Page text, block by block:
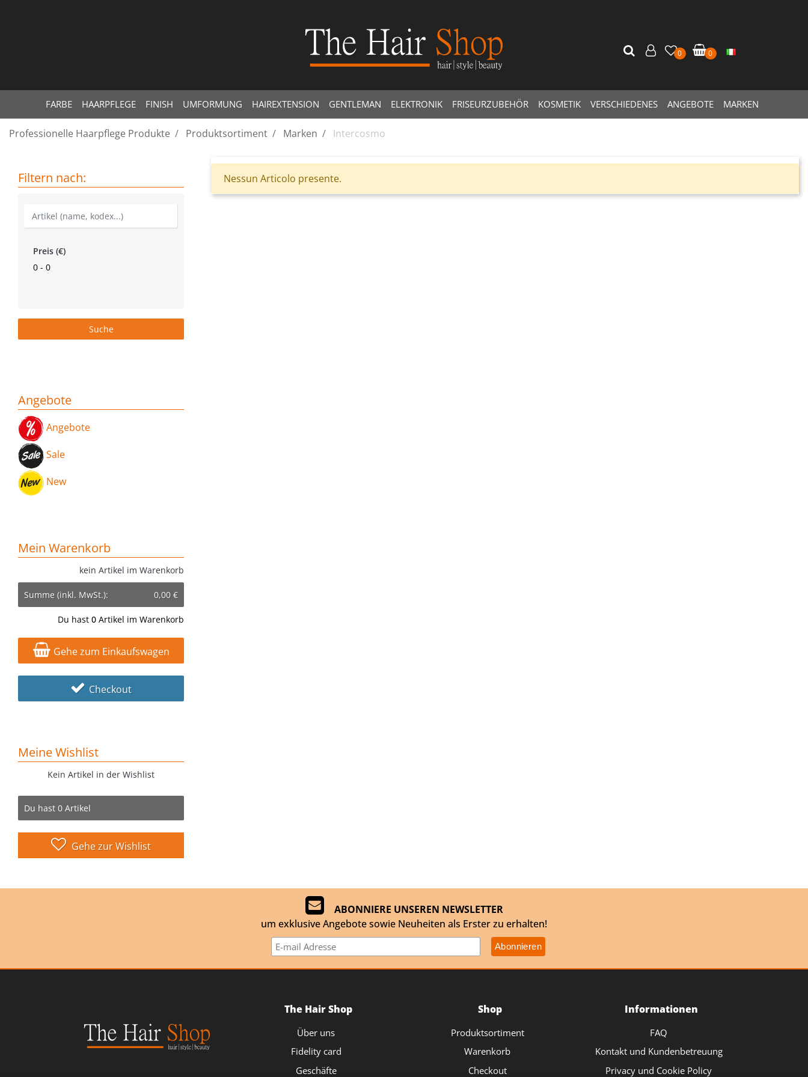
FARBE HAARPFLEGE FINISH UMFORMUNG HAIREXTENSION GENTLEMAN ELEKTRONIK FRISEURZUBEHÖR KOSMETIK VERSCHIEDENES ANGEBOTE MARKEN
0 0
Professionelle Haarpflege Produkte Produktsortiment Marken Intercosmo
Filtern nach:
Preis (€)
0 - 0
Angebote
Angebote
Sale
New
Mein Warenkorb
kein Artikel im Warenkorb
Du hast 0 Artikel im Warenkorb
Summe (inkl. MwSt.): 0,00 €
Gehe zum Einkaufswagen
Checkout
Meine Wishlist
Kein Artikel in der Wishlist
Du hast 0 Artikel
Gehe zur Wishlist
Nessun Articolo presente.
ABONNIERE UNSEREN NEWSLETTER
um exklusive Angebote sowie Neuheiten als Erster zu erhalten!
The Hair Shop
Über uns
Fidelity card
Geschäfte
Shop
Produktsortiment
Warenkorb
Checkout
Informationen
FAQ
Kontakt und Kundenbetreuung
Privacy und Cookie Policy